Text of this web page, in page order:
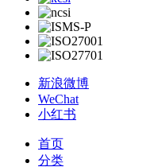
新浪微博
WeChat
小红书
首页
分类